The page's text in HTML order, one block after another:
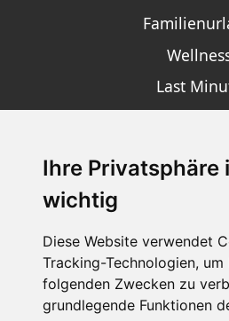
Ihre Privatsphäre
wichtig
Diese Website verwendet
Tracking-Technologien,
folgenden Zwecken zu
grundlegende Funktionen
Last
Die Schneehoehen Ski APP
Muss für alle Wintersportler